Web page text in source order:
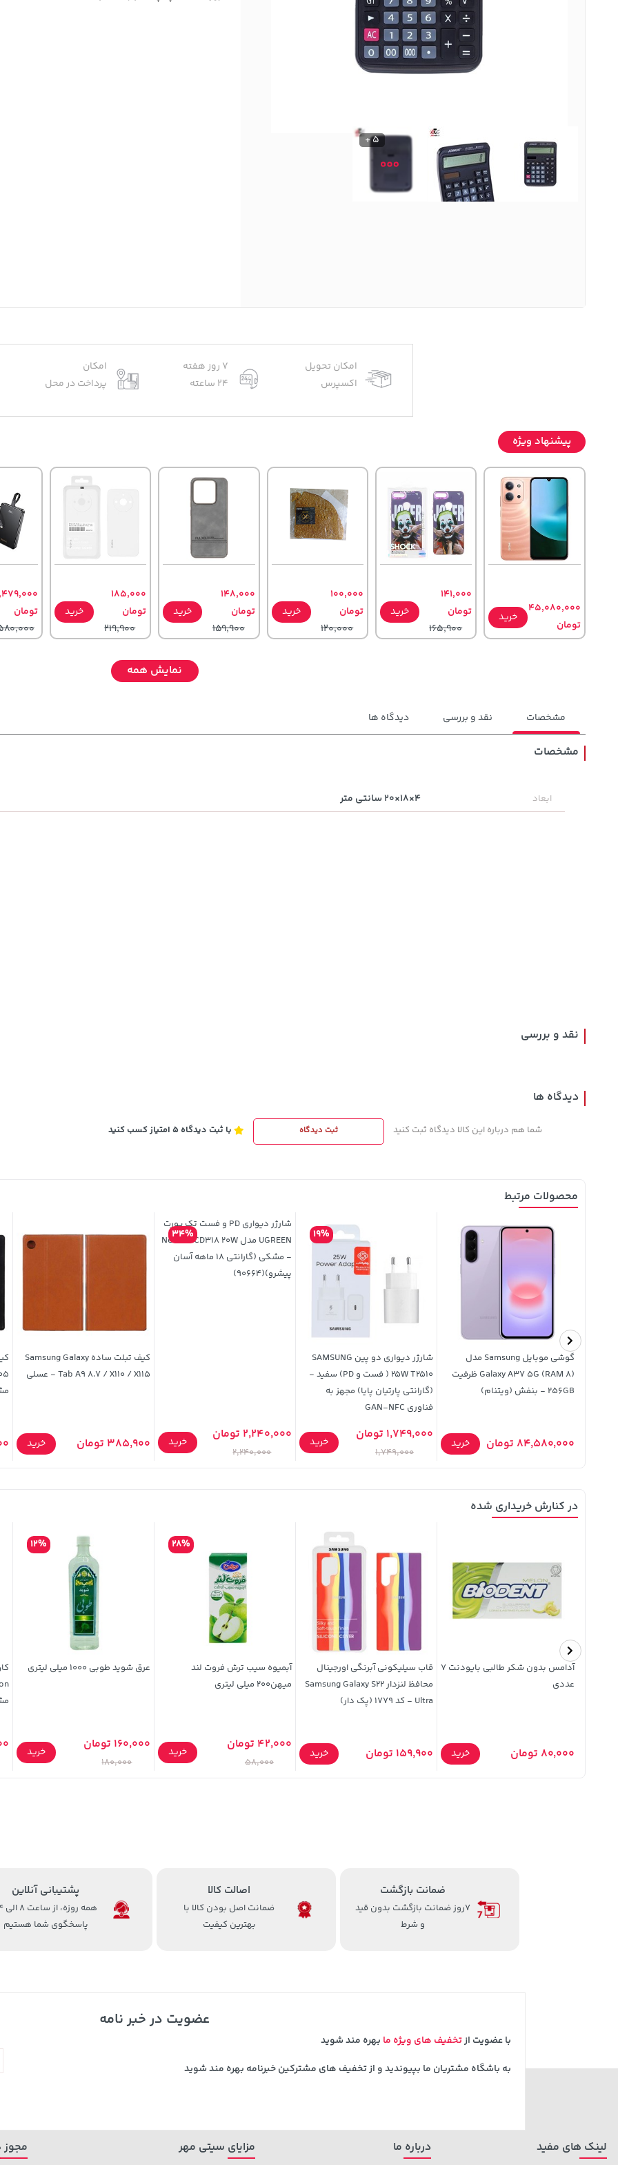
نوشیدنی ها
روشنایی و الکتریکی
5 +
امکان تحویل
اکسپرس
7 روز هفته
24 ساعته
امکان
پرداخت در محل
پیشنهاد ویژه
45,080,000
تومان
خرید
141,000
تومان
165,900
خرید
100,000
تومان
120,000
خرید
148,000
تومان
159,900
خرید
185,000
تومان
219,900
خرید
تومان
2,275,000
خرید
تومان
3,820,000
نمایش همه
مشخصات نقد و بررسی دیدگاه ها
مشخصات
ابعاد 4×18×20 سانتی متر
نقد و بررسی
دیدگاه ها
شما هم درباره این کالا دیدگاه ثبت کنید ثبت دیدگاه با ثبت دیدگاه 5 امتیاز کسب کنید
محصولات مرتبط
گوشی موبایل Samsung مدل
Galaxy A37 5G (RAM 8) ظرفیت
256GB - بنفش (ویتنام)
84,580,000 تومان خرید
شارژر دیواری دو پین SAMSUNG
25W T2510 ( فست و PD) سفید -
(گارانتی پارتیان پایا) مجهز به
فناوری GAN-NFC
19%
1,749,000 تومان
1,749,000
خرید
شارژر دیواری PD و فست تک پورت
UGREEN مدل Nexode CD318 20W
- مشکی (گارانتی 18 ماهه آسان
پیشرو)(90664)
34%
2,240,000 تومان
2,240,000
خرید
کیف تبلت ساده Samsung Galaxy
Tab A9 8.7 / X110 / X115 - عسلی
385,900 تومان خرید
در کنارش خریداری شده
آدامس بدون شکر طالبی بایودنت 7
عددی
80,000 تومان خرید
قاب سیلیکونی آبرنگی اورجینال
محافظ لنزدار Samsung Galaxy S22
Ultra - کد 1779 (پک دار)
159,900 تومان خرید
آبمیوه سیب ترش فروت لند
میهن200 میلی لیتری
28%
42,000 تومان
58,000
خرید
عرق شوید طوبی 1000 میلی لیتری
12%
160,000 تومان
180,000
خرید
ضمانت بازگشت
7روز ضمانت بازگشت بدون قید
و شرط
اصالت کالا
ضمانت اصل بودن کالا با
بهترین کیفیت
پشتیبانی آنلاین
همه
پاسخگوی شما هستیم
عضویت در خبر نامه
با عضویت ازتخفیف های ویژه ما بهره مند شوید
به باشگاه مشتریان ما بپیوندید و از تخفیف های مشترکین خبرنامه بهره مند شوید
لینک های مفید درباره ما مزایای سیتی مهر مجوز